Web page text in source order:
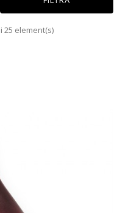
25 element(s)